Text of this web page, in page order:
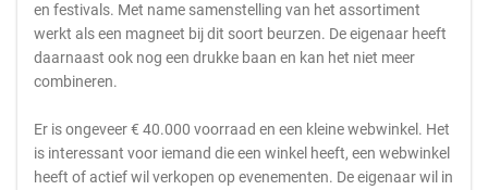
en festivals. Met name samenstelling van het assortiment
werkt als een magneet bij dit soort beurzen. De eigenaar heeft
daarnaast ook nog een drukke baan en kan het niet meer
combineren.
Er is ongeveer € 40.000 voorraad en een kleine webwinkel. Het
is interessant voor iemand die een winkel heeft, een webwinkel
heeft of actief wil verkopen op evenementen. De eigenaar wil in